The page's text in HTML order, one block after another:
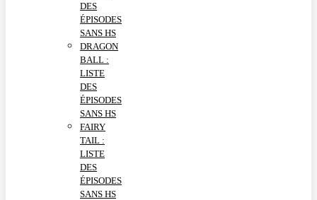
DES
ÉPISODES
SANS HS
DRAGON
BALL :
LISTE
DES
ÉPISODES
SANS HS
FAIRY
TAIL :
LISTE
DES
ÉPISODES
SANS HS